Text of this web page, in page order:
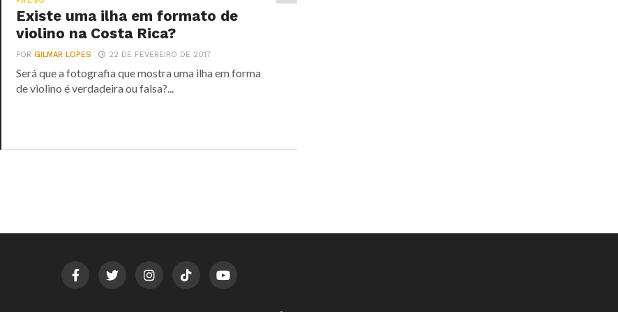
Existe uma ilha em formato de
violino na Costa Rica?
PORGILMAR LOPES 22 DE FEVEREIRO DE 2017
Será que a fotografia que mostra uma ilha em forma
de violino é verdadeira ou falsa?...